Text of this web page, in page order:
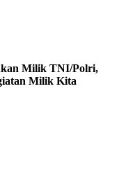
Milik TNI/Polri,
Milik Kita